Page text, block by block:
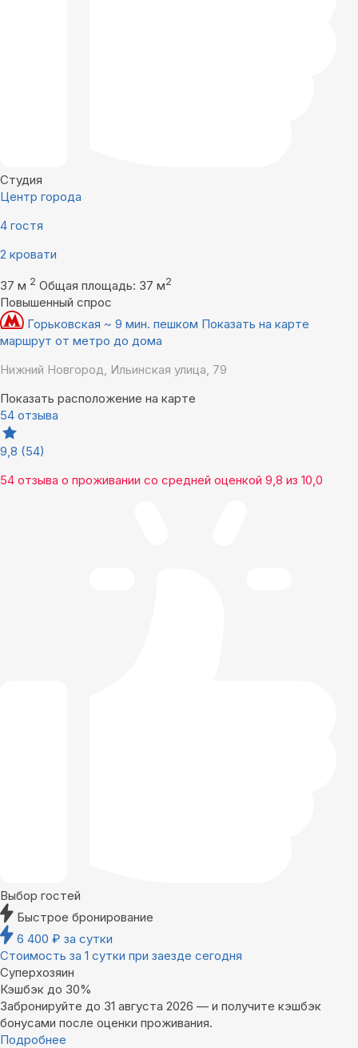
Студия
Центр города
4 гостя
2 кровати
37 м 2 Общая площадь: 37 м2
Повышенный спрос
Горьковская ~ 9 мин. пешком Показать на карте
маршрут от метро до дома
Нижний Новгород, Ильинская улица, 79
Показать расположение на карте
54 отзыва
9,8 (54)
54 отзыва о проживании со средней оценкой 9,8 из 10,0
Выбор гостей
Быстрое бронирование
6 400 ₽ за сутки
Стоимость за 1 сутки при заезде сегодня
Суперхозяин
Кэшбэк до 30%
Забронируйте до 31 августа 2026 — и получите кэшбэк
бонусами после оценки проживания.
Подробнее